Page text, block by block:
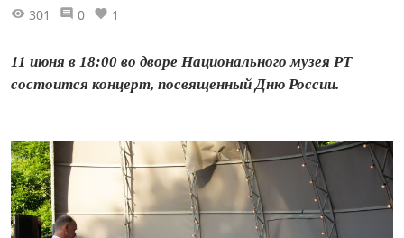
301 0 1
11 июня в 18:00 во дворе Национального музея РТ
состоится концерт, посвященный Дню России.